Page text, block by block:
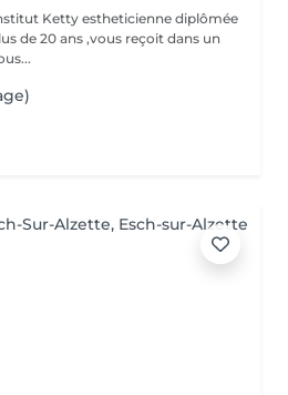
diplômée
de 20 ans ,vous reçoit dans un